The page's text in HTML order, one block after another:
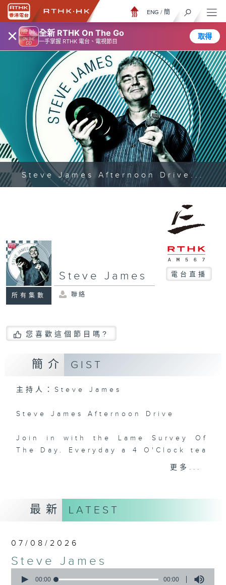
× 全新 RTHK On The Go
一手掌握 RTHK 電台、電視節目
取得
ENG / 簡
Steve James Afternoon Drive...
所有集數
Steve James 電台直播
聯絡
您喜歡這個節目嗎?
簡介 GIST
主持人：Steve James
Steve James Afternoon Drive
Join in with the Lame Survey Of
The Day. Everyday a 4 O'Clock tea
break features a handful of songs
The Beatles. And, every Tuesday
our friend and Hong Kong music
legend Perry Martin joins Steve,
to say hi each Friday.
更多...
最新 LATEST
07/08/2026
Steve James
seconds
00:00 00:00